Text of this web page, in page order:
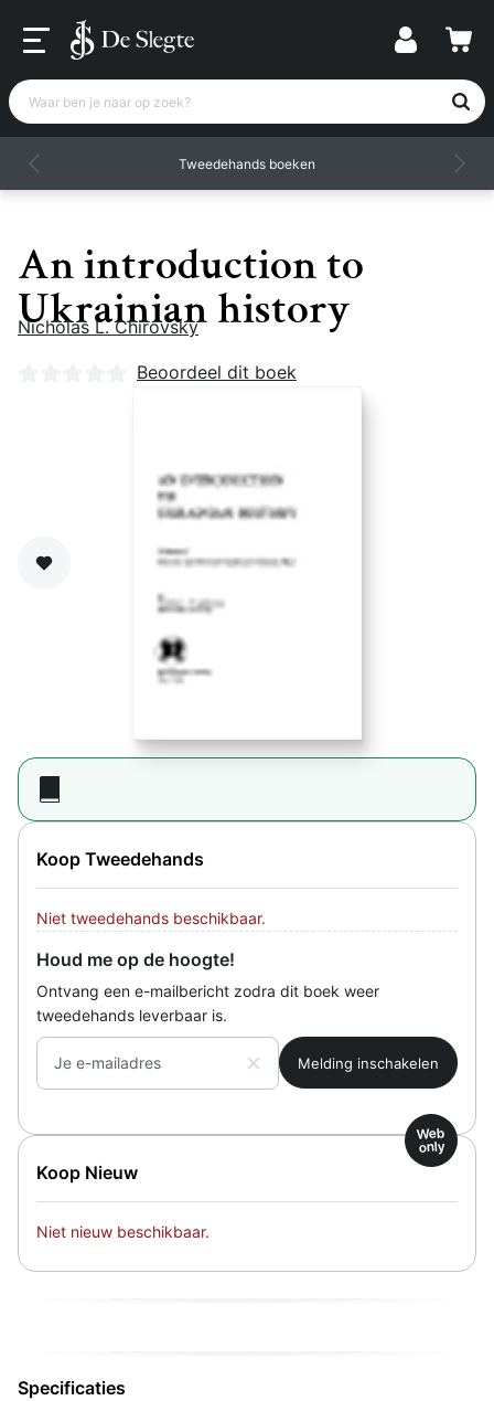
Waar ben je naar op zoek?
Tweedehands boeken
An introduction to
Ukrainian history
Nicholas L. Chirovsky
Nog geen beoordelingen
Beoordeel dit boek
Zet op verlanglijst
Koop Tweedehands
Niet tweedehands beschikbaar.
Houd me op de hoogte!
Ontvang een e-mailbericht zodra dit boek weer
tweedehands leverbaar is.
Je e-mailadres
Koop Nieuw
Web
only
Niet nieuw beschikbaar.
Specificaties